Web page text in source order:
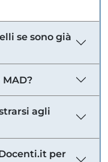
se sono già
agli
per